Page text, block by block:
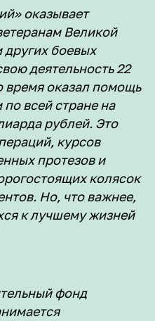
оказывает
Великой
других боевых
деятельность 22
время оказал помощь
всей стране на
рублей. Это
курсов
протезов и
колясок
Но, что важнее,
к лучшему жизней
фонд
О деменции
и реквизиты
о себе
о близком
725-38-49